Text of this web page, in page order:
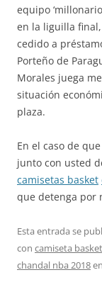
equipo
en la liguilla
cedido a
Porteño de
Morales juega
situación
plaza.
En el caso de
junto con usted
camisetas basket
que detenga por
Esta entrada se
con camiseta
chandal nba 2018en